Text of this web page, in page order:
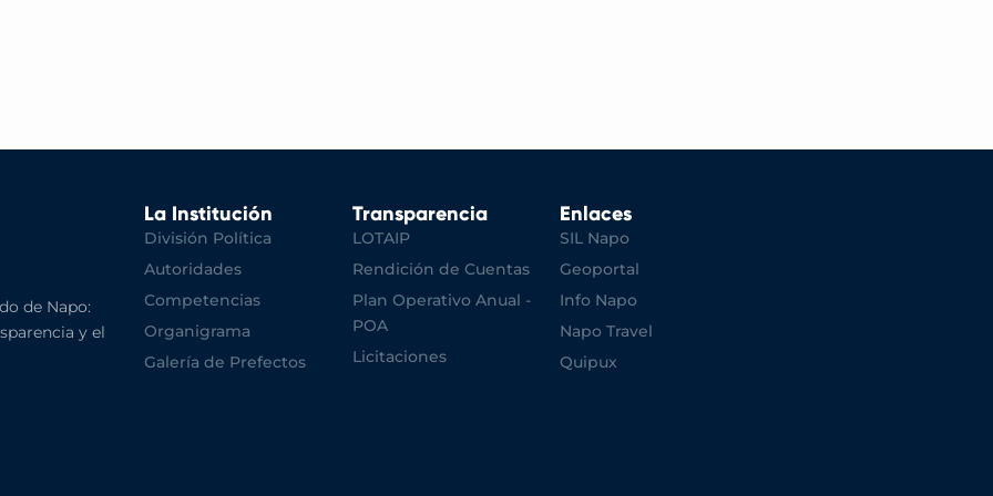
de Napo:
y el
La Institución
División Política
Autoridades
Competencias
Organigrama
Galería de Prefectos
Transparencia
LOTAIP
Rendición de Cuentas
Plan Operativo Anual -
POA
Licitaciones
Enlaces
SIL Napo
Geoportal
Info Napo
Napo Travel
Quipux